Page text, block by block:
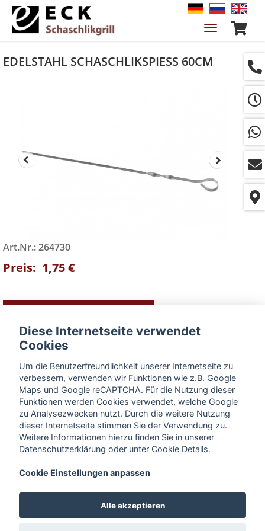
Navigation
EDELSTAHL SCHASCHLIKSPIESS 60CM
Art.Nr.: 264730
Preis: 1,75 €
Produkt-Vorteile im Überblick
► Material Edelstahl
► Breite 9,5mm Dicke 2mm
► Länge 60cm
BESCHREIBUNG
« zurück zur Übersicht
Diese Internetseite verwendet
Cookies
Um die Benutzerfreundlichkeit unserer Internetseite zu
verbessern, verwenden wir Funktionen wie z.B. Google
Maps und Google reCAPTCHA. Für die Nutzung dieser
Funktionen werden Cookies verwendet, welche Google
zu Analysezwecken nutzt. Durch die weitere Nutzung
dieser Internetseite stimmen Sie der Verwendung zu.
Weitere Informationen hierzu finden Sie in unserer
Datenschutzerklärung oder unter Cookie Details.
Cookie Einstellungen anpassen
Alle akzeptieren